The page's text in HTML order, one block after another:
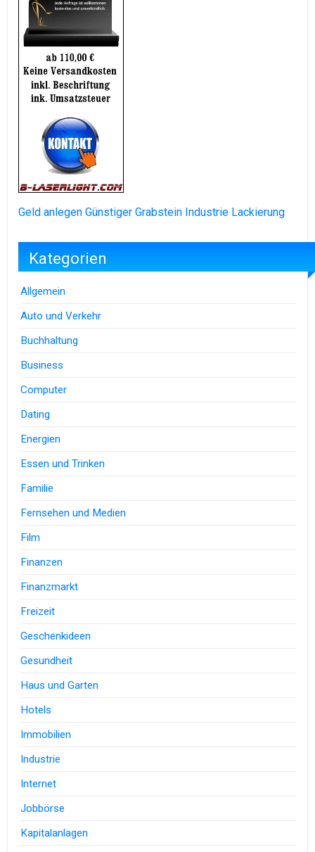
Geld anlegen Günstiger Grabstein Industrie Lackierung
Kategorien
Allgemein
Auto und Verkehr
Buchhaltung
Business
Computer
Dating
Energien
Essen und Trinken
Familie
Fernsehen und Medien
Film
Finanzen
Finanzmarkt
Freizeit
Geschenkideen
Gesundheit
Haus und Garten
Hotels
Immobilien
Industrie
Internet
Jobbörse
Kapitalanlagen